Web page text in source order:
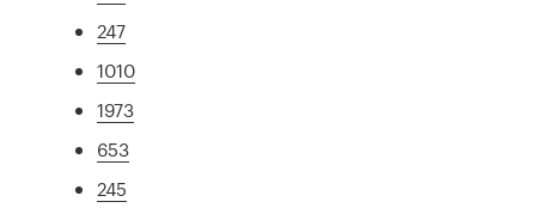
247
1010
1973
653
245